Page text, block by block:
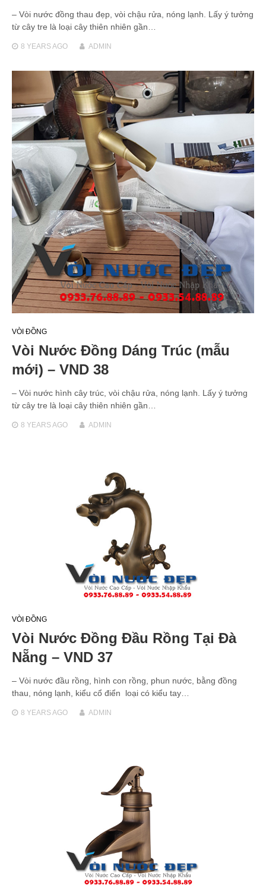
– Vòi nước đồng thau đẹp, vòi chậu rửa, nóng lạnh. Lấy ý tưởng
từ cây tre là loại cây thiên nhiên gần…
8 YEARSAGO ADMIN
VÒI ĐỒNG
Vòi Nước Đồng Dáng Trúc (mẫu
mới) – VND 38
– Vòi nước hình cây trúc, vòi chậu rửa, nóng lạnh. Lấy ý tưởng
từ cây tre là loại cây thiên nhiên gần…
8 YEARSAGO ADMIN
VÒI ĐỒNG
Vòi Nước Đồng Đầu Rồng Tại Đà
Nẵng – VND 37
– Vòi nước đầu rồng, hình con rồng, phun nước, bằng đồng
thau, nóng lạnh, kiểu cổ điển loại có kiểu tay…
8 YEARSAGO ADMIN